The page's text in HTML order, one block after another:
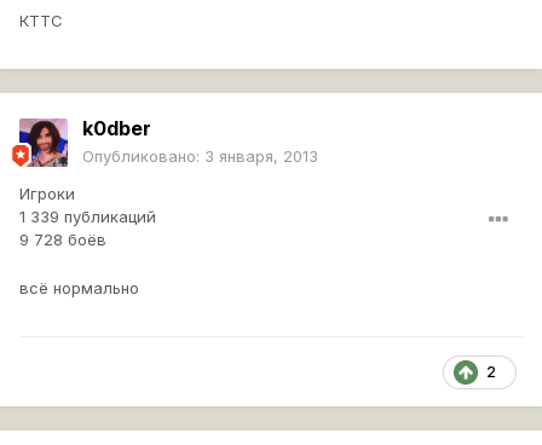
КТТС
k0dber
Опубликовано: 3 января, 2013
Игроки
1 339 публикаций
9 728 боёв
всё нормально
2